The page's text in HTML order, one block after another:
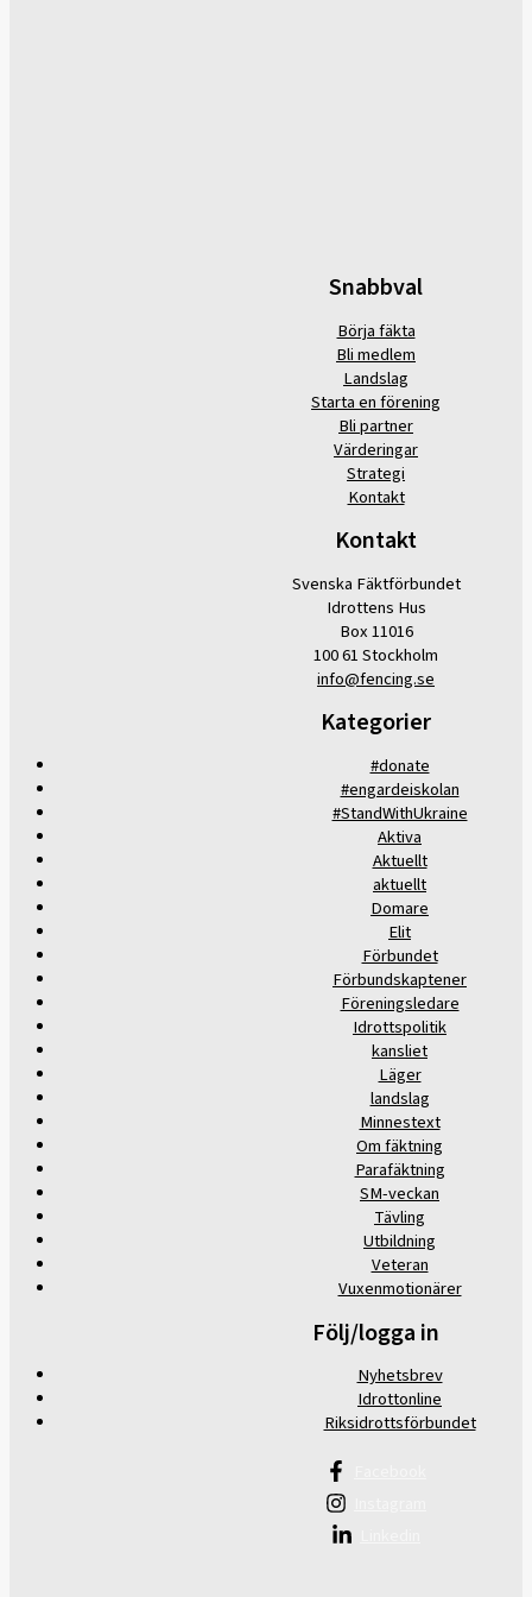
Snabbval
Börja fäkta
Bli medlem
Landslag
Starta en förening
Bli partner
Värderingar
Strategi
Kontakt
Kontakt
Svenska Fäktförbundet
Idrottens Hus
Box 11016
100 61 Stockholm
info@fencing.se
Kategorier
#donate
#engardeiskolan
#StandWithUkraine
Aktiva
Aktuellt
aktuellt
Domare
Elit
Förbundet
Förbundskaptener
Föreningsledare
Idrottspolitik
kansliet
Läger
landslag
Minnestext
Om fäktning
Parafäktning
SM-veckan
Tävling
Utbildning
Veteran
Vuxenmotionärer
Följ/logga in
Nyhetsbrev
Idrottonline
Riksidrottsförbundet